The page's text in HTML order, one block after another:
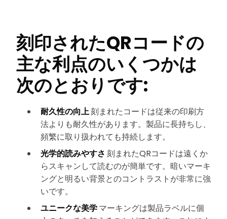
刻印されたQRコードの
主な利点のいくつかは
次のとおりです:
耐久性の向上刻まれたコードは従来の印刷方
法よりも耐久性があります。製品に長持ちし、
頻繁に取り扱われても持続します。
光学的読みやすさ 刻まれたQRコードは遠くか
らスキャンして読むのが簡単です。暗いマーキ
ングと明るい背景とのコントラストが非常に強
いです。
ユニークな美学マーキングは製品ラベルに個